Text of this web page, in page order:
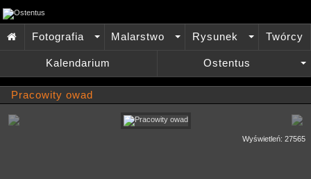

Fotografia
Malarstwo
Rysunek Twórcy
Kalendarium
+
Ostentus
Pracowity owad
Wyświetleń: 27565